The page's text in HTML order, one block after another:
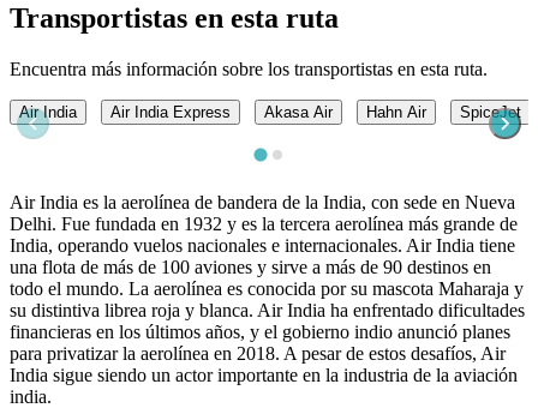
Transportistas en esta ruta
Encuentra más información sobre los transportistas en esta ruta.
Air India Air India Express Akasa Air Hahn Air SpiceJet
Air India es la aerolínea de bandera de la India, con sede en Nueva
Delhi. Fue fundada en 1932 y es la tercera aerolínea más grande de
India, operando vuelos nacionales e internacionales. Air India tiene
una flota de más de 100 aviones y sirve a más de 90 destinos en
todo el mundo. La aerolínea es conocida por su mascota Maharaja y
su distintiva librea roja y blanca. Air India ha enfrentado dificultades
financieras en los últimos años, y el gobierno indio anunció planes
para privatizar la aerolínea en 2018. A pesar de estos desafíos, Air
India sigue siendo un actor importante en la industria de la aviación
india.